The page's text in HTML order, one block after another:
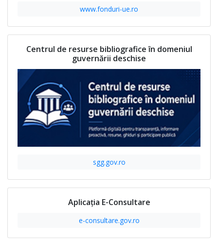
www.fonduri-ue.ro
Centrul de resurse bibliografice în domeniul
guvernării deschise
sgg.gov.ro
Aplicația E-Consultare
e-consultare.gov.ro